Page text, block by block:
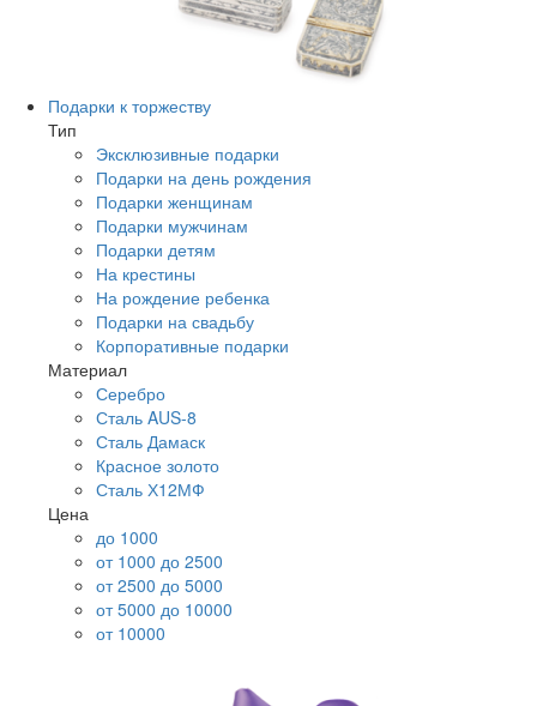
Подарки к торжеству
Тип
Эксклюзивные подарки
Подарки на день рождения
Подарки женщинам
Подарки мужчинам
Подарки детям
На крестины
На рождение ребенка
Подарки на свадьбу
Корпоративные подарки
Материал
Серебро
Сталь AUS-8
Сталь Дамаск
Красное золото
Сталь Х12МФ
Цена
до 1000
от 1000 до 2500
от 2500 до 5000
от 5000 до 10000
от 10000